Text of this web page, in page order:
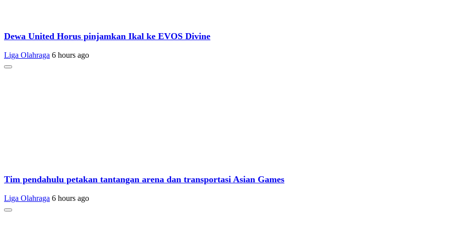
Dewa United Horus pinjamkan Ikal ke EVOS Divine
Liga Olahraga 6 hours ago
Tim pendahulu petakan tantangan arena dan transportasi Asian Games
Liga Olahraga 6 hours ago